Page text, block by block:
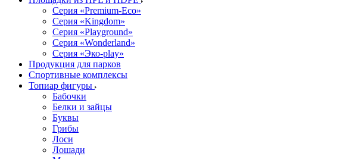
Серия «Premium-Eco»
Серия «Kingdom»
Серия «Playground»
Серия «Wonderland»
Серия «Эко-play»
Продукция для парков
Спортивные комплексы
Топиар фигуры
Бабочки
Белки и зайцы
Буквы
Грибы
Лоси
Лошади